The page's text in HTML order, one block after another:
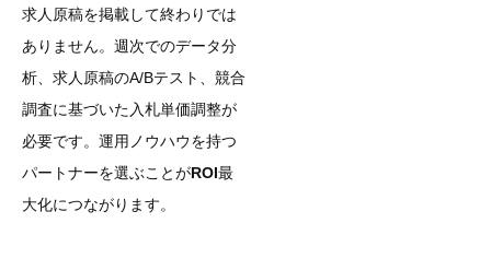
求人原稿を掲載して終わりでは
ありません。週次でのデータ分
析、求人原稿のA/Bテスト、競合
調査に基づいた入札単価調整が
必要です。運用ノウハウを持つ
パートナーを選ぶことがROI最
大化につながります。